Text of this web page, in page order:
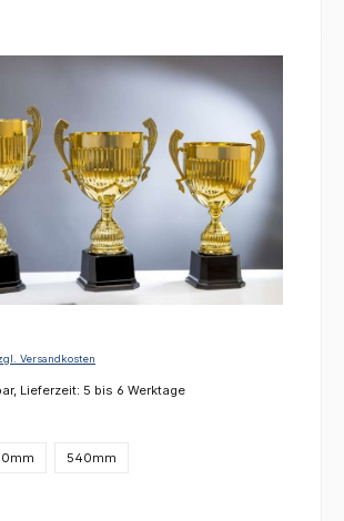
Versandkosten
Lieferzeit: 5 bis 6 Werktage
540mm